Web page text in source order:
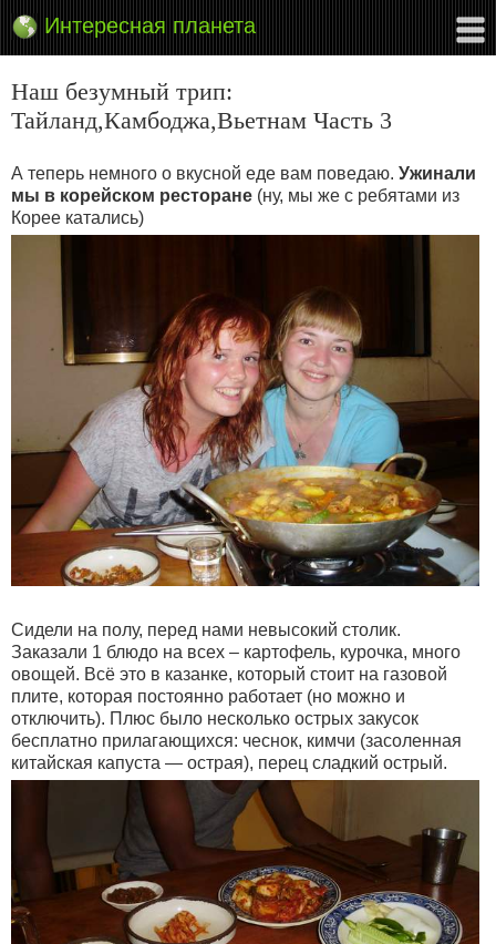
Интересная планета
Наш безумный трип:
Тайланд,Камбоджа,Вьетнам Часть 3
А теперь немного о вкусной еде вам поведаю. Ужинали
мы в корейском ресторане (ну, мы же с ребятами из
Корее катались)
Сидели на полу, перед нами невысокий столик.
Заказали 1 блюдо на всех – картофель, курочка, много
овощей. Всё это в казанке, который стоит на газовой
плите, которая постоянно работает (но можно и
отключить). Плюс было несколько острых закусок
бесплатно прилагающихся: чеснок, кимчи (засоленная
китайская капуста — острая), перец сладкий острый.